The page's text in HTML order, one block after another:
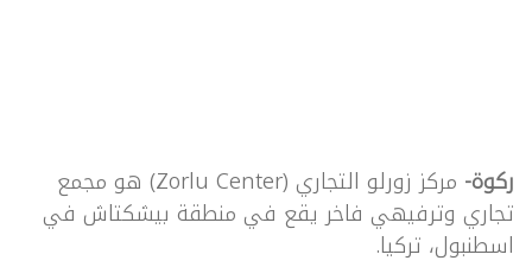
ركوة- مركز زورلو التجاري (Zorlu Center) هو مجمع
تجاري وترفيهي فاخر يقع في منطقة بيشكتاش في
اسطنبول، تركيا.